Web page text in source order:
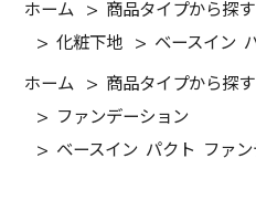
ホーム > 商品タイプから探す
>化粧下地 > ベースイン
ホーム > 商品タイプから探す
>
ファンデーション
> ベースイン パクト ファ